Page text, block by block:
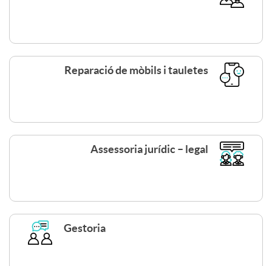
E
n
w
e
c
r
r
o
a
Reparació de mòbils i tauletes
Assessoria jurídic – legal
Gestoria